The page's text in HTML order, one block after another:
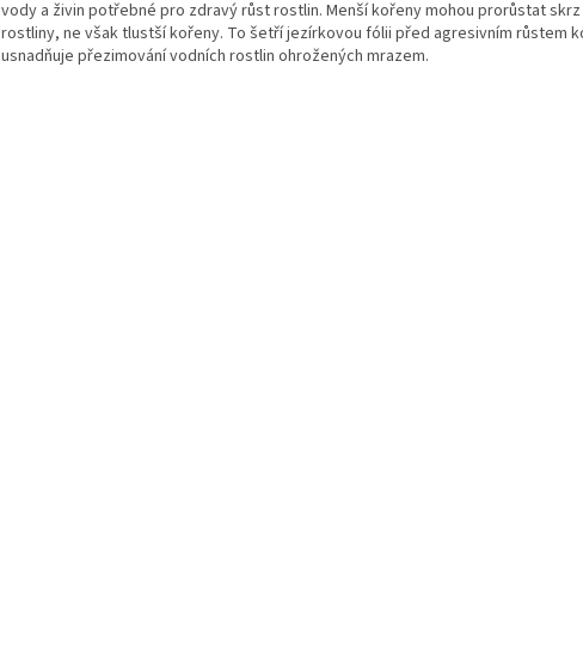
vody a živin potřebné pro zdravý růst rostlin. Menší kořeny mohou prorůstat skrz
rostliny, ne však tlustší kořeny. To šetří jezírkovou fólii před agresivním růstem
usnadňuje přezimování vodních rostlin ohrožených mrazem.